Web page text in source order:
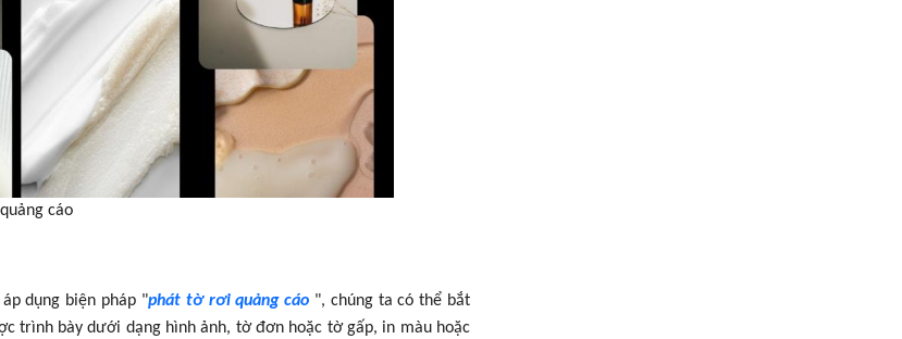
cáo
dụng biện pháp "phát tờ rơi quảng cáo ", chúng ta có thể bắt
trình bày dưới dạng hình ảnh, tờ đơn hoặc tờ gấp, in màu hoặc